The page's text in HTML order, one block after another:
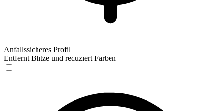
Anfallssicheres Profil
Entfernt Blitze und reduziert Farben